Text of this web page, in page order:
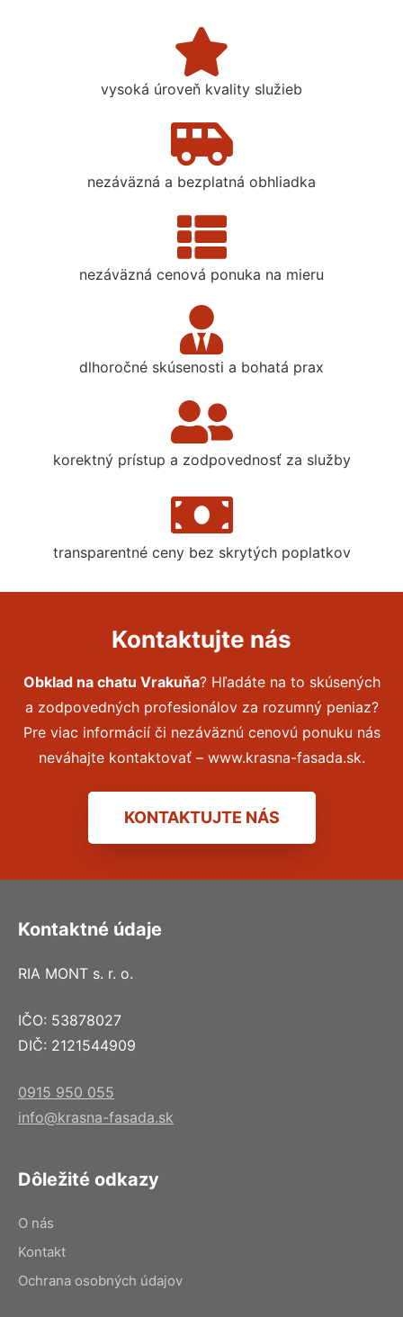
vysoká úroveň kvality služieb
nezáväzná a bezplatná obhliadka
nezáväzná cenová ponuka na mieru
dlhoročné skúsenosti a bohatá prax
korektný prístup a zodpovednosť za služby
transparentné ceny bez skrytých poplatkov
Kontaktujte nás
Obklad na chatu Vrakuňa? Hľadáte na to skúsených
a zodpovedných profesionálov za rozumný peniaz?
Pre viac informácií či nezáväznú cenovú ponuku nás
neváhajte kontaktovať – www.krasna-fasada.sk.
KONTAKTUJTE NÁS
Kontaktné údaje
RIA MONT s. r. o.
IČO: 53878027
DIČ: 2121544909
0915 950 055
info@krasna-fasada.sk
Dôležité odkazy
O nás
Kontakt
Ochrana osobných údajov